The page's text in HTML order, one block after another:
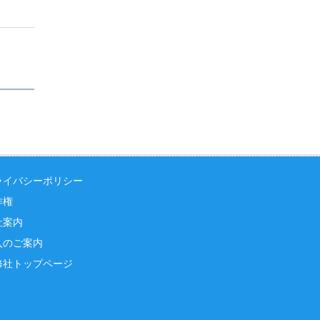
イバシーポリシー
権
案内
のご案内
社トップページ